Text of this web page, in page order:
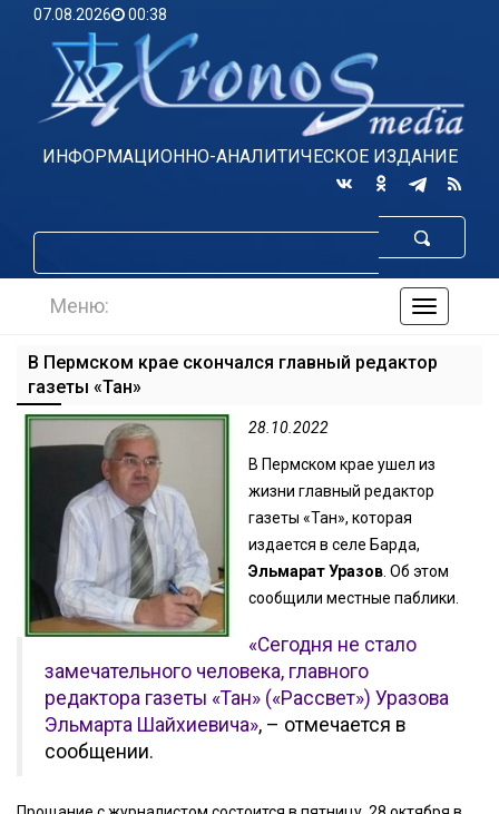
07.08.2026 00:38
ИНФОРМАЦИОННО-АНАЛИТИЧЕСКОЕ ИЗДАНИЕ
по
Меню:
В Пермском крае скончался главный редактор
газеты «Тан»
28.10.2022
В Пермском крае ушел из
жизни главный редактор
газеты «Тан», которая
издается в селе Барда,
Эльмарат Уразов . Об этом
сообщили местные паблики.
«Сегодня не стало
замечательного человека, главного
редактора газеты «Тан» («Рассвет») Уразова
Эльмарта Шайхиевича», – отмечается в
сообщении.